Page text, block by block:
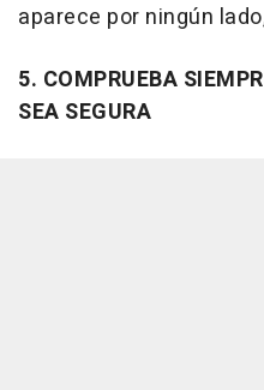
aparece por ningún
5. COMPRUEBA
SEA SEGURA